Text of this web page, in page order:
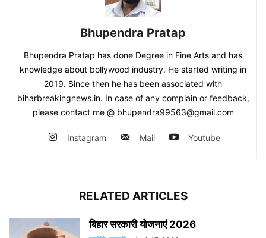
Bhupendra Pratap
Bhupendra Pratap has done Degree in Fine Arts and has
knowledge about bollywood industry. He started writing in
2019. Since then he has been associated with
biharbreakingnews.in. In case of any complain or feedback,
please contact me @ bhupendra99563@gmail.com
Instagram Mail Youtube
RELATED ARTICLES
बिहार सरकारी योजनाएं 2026